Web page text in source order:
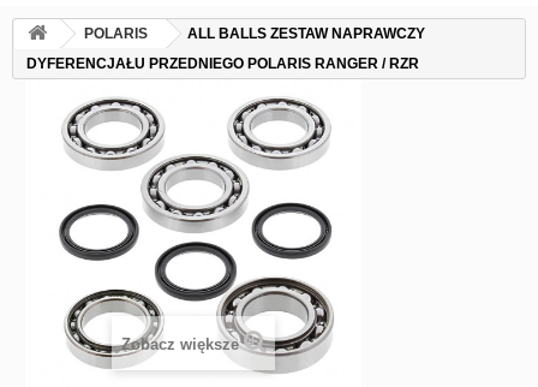
POLARIS
ALL BALLS ZESTAW NAPRAWCZY
DYFERENCJAŁU PRZEDNIEGO POLARIS RANGER / RZR
Zobacz większe